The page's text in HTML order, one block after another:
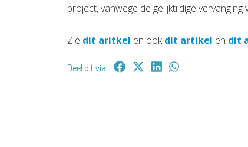
project, vanwege de gelijktijdige
Zie dit aritkel en ookdit artikel en dit
Deel dit via: